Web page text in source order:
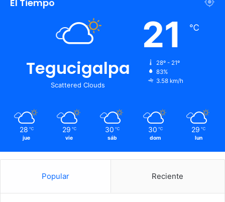
El Tiempo
Tegucigalpa
Scattered Clouds
21 ℃
28º - 21º
83%
3.58 km/h
28 ℃
jue
29 ℃
vie
30 ℃
sáb
30 ℃
dom
29 ℃
lun
Popular Reciente